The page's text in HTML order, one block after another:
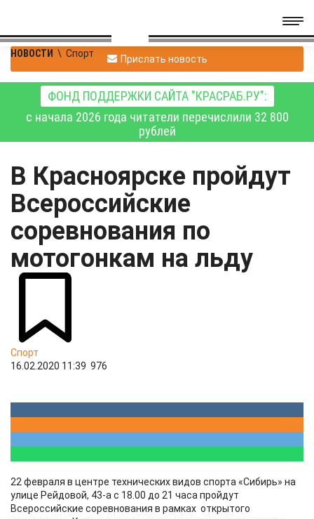
НОВОСТИ \ Спорт Прислать новость
ФОНД ПОДДЕРЖКИ САЙТА "КРАСРАБ.РУ":
с начала 2026 года читатели перечислили 32 800
рублей
В Красноярске пройдут
Всероссийские
соревнования по
мотогонкам на льду
Спорт
16.02.2020 11:39 976
22 февраля в центре технических видов спорта «Сибирь» на
улице Рейдовой, 43-а с 18.00 до 21 часа пройдут
Всероссийские соревнования в рамках открытого